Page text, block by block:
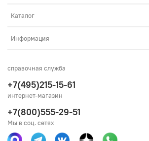
Каталог
Информация
справочная служба
+7(495)215-15-61
интернет-магазин
+7(800)555-29-51
Мы в соц. сетях